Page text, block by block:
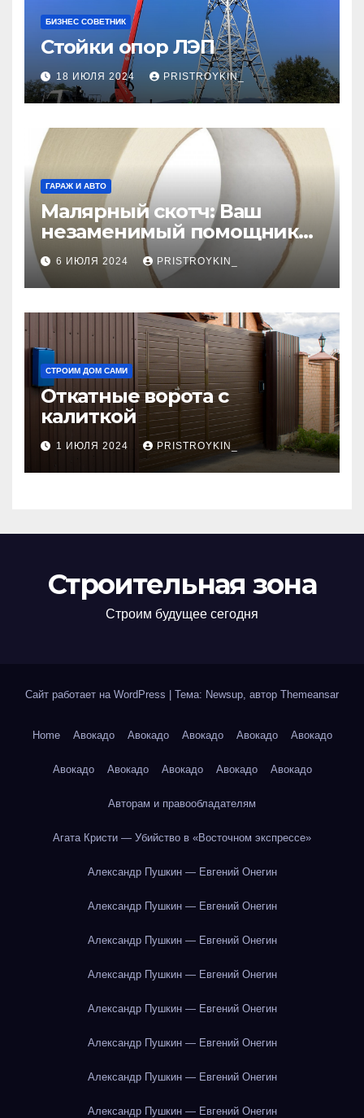
БИЗНЕС СОВЕТНИК
Стойки опор ЛЭП
18 ИЮЛЯ 2024 PRISTROYKIN_
ГАРАЖ И АВТО
Малярный скотч: Ваш
незаменимый помощник
при ремонтных работах
6 ИЮЛЯ 2024 PRISTROYKIN_
СТРОИМ ДОМ САМИ
Откатные ворота с
калиткой
1 ИЮЛЯ 2024 PRISTROYKIN_
Строительная зона
Строим будущее сегодня
Сайт работает на WordPress Тема: Newsup, автор Themeansar
Home Авокадо Авокадо Авокадо Авокадо Авокадо
Авокадо Авокадо Авокадо Авокадо Авокадо
Авторам и правообладателям
Агата Кристи — Убийство в «Восточном экспрессе»
Александр Пушкин — Евгений Онегин
Александр Пушкин — Евгений Онегин
Александр Пушкин — Евгений Онегин
Александр Пушкин — Евгений Онегин
Александр Пушкин — Евгений Онегин
Александр Пушкин — Евгений Онегин
Александр Пушкин — Евгений Онегин
Александр Пушкин — Евгений Онегин